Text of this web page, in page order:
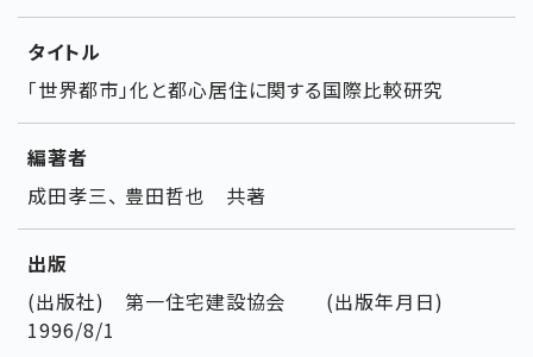
タイトル
「世界都市」化と都心居住に関する国際比較研究
編著者
成田孝三、 豊田哲也 共著
出版
(出版社) 第一住宅建設協会 (出版年月日)
1996/8/1